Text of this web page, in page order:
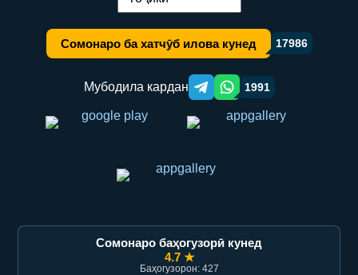
Иваз кардани забон:
Сомонаро ба хатчӯб илова кунед 17986
Мубодила кардан Telegram orqali ulashish
WhatsApp orqali ulashish
1991
Сомонаро баҳогузорӣ кунед
4.7 ★
Баҳогузорон: 427